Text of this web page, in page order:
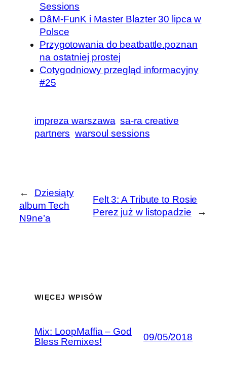
Sessions
DâM-FunK i Master Blazter 30 lipca w
Polsce
Przygotowania do beatbattle.poznan
na ostatniej prostej
Cotygodniowy przegląd informacyjny
#25
impreza warszawa sa-ra creative
partners warsoul sessions
←
Dziesiąty
album Tech
N9ne’a
Felt 3: A Tribute to Rosie
Perez już w listopadzie
→
WIĘCEJ WPISÓW
Mix: LoopMaffia – God
Bless Remixes!
09/05/2018